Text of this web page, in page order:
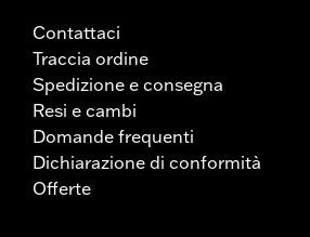
Contattaci
Traccia ordine
Spedizione e consegna
Resi e cambi
Domande frequenti
Dichiarazione di conformità
Offerte